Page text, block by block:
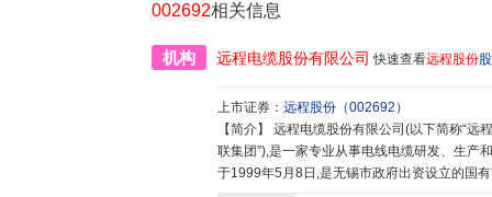
002692相关信息
机构 远程电缆股份有限公司 快速查看远程股份
上市证券： 远程股份 （002692 ）
【简介】
联集团”),是一家专业从事电线电缆研发、生产
于1999年5月8日,是无锡市政府出资设立的国